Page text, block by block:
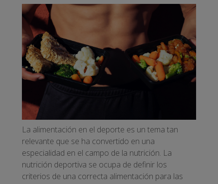
La alimentación en el deporte es un tema tan
relevante que se ha convertido en una
especialidad en el campo de la nutrición. La
nutrición deportiva se ocupa de definir los
criterios de una correcta alimentación para las